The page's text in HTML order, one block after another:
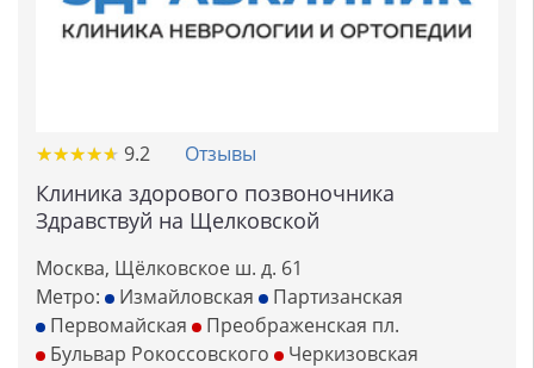
★★★★★
★★★★★ 9.2 Отзывы
Клиника здорового позвоночника
Здравствуй на Щелковской
Москва, Щёлковское ш. д. 61
Метро:
Измайловская
Партизанская
Первомайская
Преображенская пл.
Бульвар Рокоссовского
Черкизовская